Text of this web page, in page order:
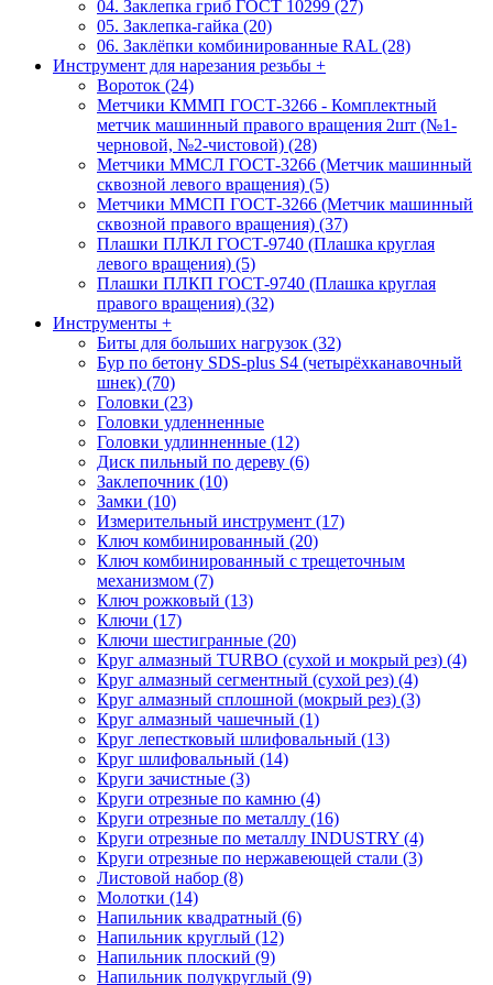
04. Заклепка гриб ГОСТ 10299 (27)
05. Заклепка-гайка (20)
06. Заклёпки комбинированные RAL (28)
Инструмент для нарезания резьбы +
Вороток (24)
Метчики КММП ГОСТ-3266 - Комплектный
метчик машинный правого вращения 2шт (№1-
черновой, №2-чистовой) (28)
Метчики ММСЛ ГОСТ-3266 (Метчик машинный
сквозной левого вращения) (5)
Метчики ММСП ГОСТ-3266 (Метчик машинный
сквозной правого вращения) (37)
Плашки ПЛКЛ ГОСТ-9740 (Плашка круглая
левого вращения) (5)
Плашки ПЛКП ГОСТ-9740 (Плашка круглая
правого вращения) (32)
Инструменты +
Биты для больших нагрузок (32)
Бур по бетону SDS-plus S4 (четырёхканавочный
шнек) (70)
Головки (23)
Головки удленненные
Головки удлинненные (12)
Диск пильный по дереву (6)
Заклепочник (10)
Замки (10)
Измерительный инструмент (17)
Ключ комбинированный (20)
Ключ комбинированный с трещеточным
механизмом (7)
Ключ рожковый (13)
Ключи (17)
Ключи шестигранные (20)
Круг алмазный TURBO (сухой и мокрый рез) (4)
Круг алмазный сегментный (сухой рез) (4)
Круг алмазный сплошной (мокрый рез) (3)
Круг алмазный чашечный (1)
Круг лепестковый шлифовальный (13)
Круг шлифовальный (14)
Круги зачистные (3)
Круги отрезные по камню (4)
Круги отрезные по металлу (16)
Круги отрезные по металлу INDUSTRY (4)
Круги отрезные по нержавеющей стали (3)
Листовой набор (8)
Молотки (14)
Напильник квадратный (6)
Напильник круглый (12)
Напильник плоский (9)
Напильник полукруглый (9)